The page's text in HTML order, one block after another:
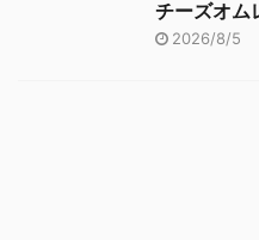
チーズオム
2026/8/5